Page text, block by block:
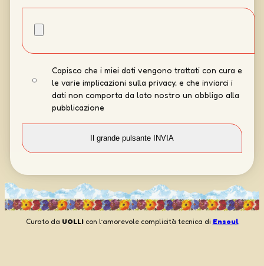
Capisco che i miei dati vengono trattati con cura e
le varie implicazioni sulla privacy, e che inviarci i
dati non comporta da lato nostro un obbligo alla
pubblicazione
Curato da UOLLIcon l’amorevole complicità tecnica di Ensoul